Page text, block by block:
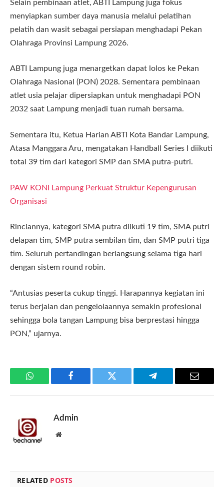
Selain pembinaan atlet, ABTI Lampung juga fokus
menyiapkan sumber daya manusia melalui pelatihan
pelatih dan wasit sebagai persiapan menghadapi Pekan
Olahraga Provinsi Lampung 2026.
ABTI Lampung juga menargetkan dapat lolos ke Pekan
Olahraga Nasional (PON) 2028. Sementara pembinaan
atlet usia pelajar dipersiapkan untuk menghadapi PON
2032 saat Lampung menjadi tuan rumah bersama.
Sementara itu, Ketua Harian ABTI Kota Bandar Lampung,
Atasa Manggara Aru, mengatakan Handball Series I diikuti
total 39 tim dari kategori SMP dan SMA putra-putri.
PAW KONI Lampung Perkuat Struktur Kepengurusan
Organisasi
Rinciannya, kategori SMA putra diikuti 19 tim, SMA putri
delapan tim, SMP putra sembilan tim, dan SMP putri tiga
tim. Seluruh pertandingan berlangsung selama tiga hari
dengan sistem round robin.
“Antusias peserta cukup tinggi. Harapannya kegiatan ini
terus berjalan dan pengelolaannya semakin profesional
sehingga bola tangan Lampung bisa berprestasi hingga
PON,” ujarnya.
WhatsApp Facebook Twitter Telegram Email
Admin
Website
RELATED POSTS